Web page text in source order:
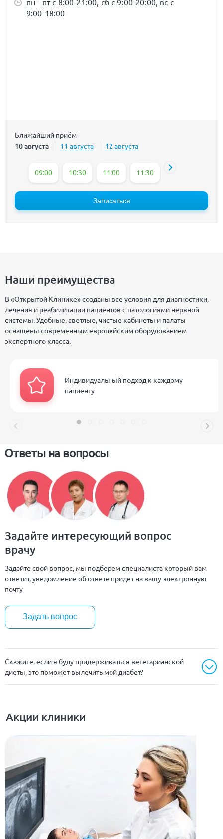
пн - пт с 8:00-21:00, сб с 9:00-20:00, вс с
9:00-18:00
Ближайший приём
10 августа 11 августа 12 августа
09:00 10:30 11:00 11:30 12:00
Записаться
Ответы на вопросы
Скажите, если я буду придерживаться вегетарианской
диеты, это поможет вылечить мой диабет?
Задайте интересующий вопрос
врачу
Задайте свой вопрос, мы подберем специалиста который вам
ответит, уведомление об ответе придет на вашу электронную
почту
Задать вопрос
Акции клиники
Наши преимущества
В «Открытой Клинике» созданы все условия для диагностики,
лечения и реабилитации пациентов с патологиями нервной
системы. Удобные, светлые, чистые кабинеты и палаты
оснащены современным европейским оборудованием
экспертного класса.
Индивидуальный подход к каждому
пациенту